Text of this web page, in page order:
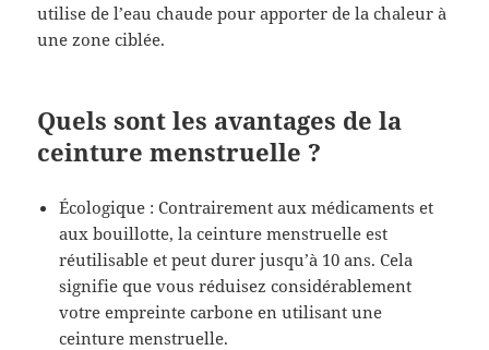
utilise de l’eau chaude pour apporter de la chaleur à
une zone ciblée.
Quels sont les avantages de la
ceinture menstruelle ?
Écologique : Contrairement aux médicaments et
aux bouillotte, la ceinture menstruelle est
réutilisable et peut durer jusqu’à 10 ans. Cela
signifie que vous réduisez considérablement
votre empreinte carbone en utilisant une
ceinture menstruelle.